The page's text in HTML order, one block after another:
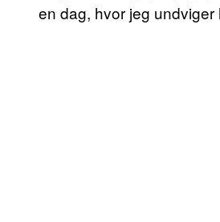
en dag, hvor jeg